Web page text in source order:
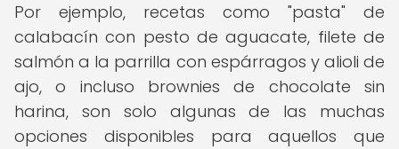
Por ejemplo, recetas como "pasta" de
calabacín con pesto de aguacate, filete de
salmón a la parrilla con espárragos y alioli de
ajo, o incluso brownies de chocolate sin
harina, son solo algunas de las muchas
opciones disponibles para aquellos que